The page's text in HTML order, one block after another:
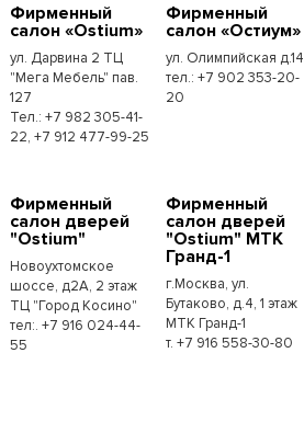
Фирменный
салон «Ostium»
ул. Дарвина 2 ТЦ
"Мега Мебель" пав.
127
Тел.: +7 982 305-41-
22, +7 912 477-99-25
Фирменный
салон «Остиум»
ул. Олимпийская д.14
тел.: +7 902 353-20-
20
Фирменный
салон дверей
"Ostium"
Новоухтомское
шоссе, д2А, 2 этаж
ТЦ "Город Косино"
тел:. +7 916 024-44-
55
Фирменный
салон дверей
"Ostium" МТК
Гранд-1
г.Москва, ул.
Бутаково, д.4, 1 этаж
МТК Гранд-1
т. +7 916 558-30-80